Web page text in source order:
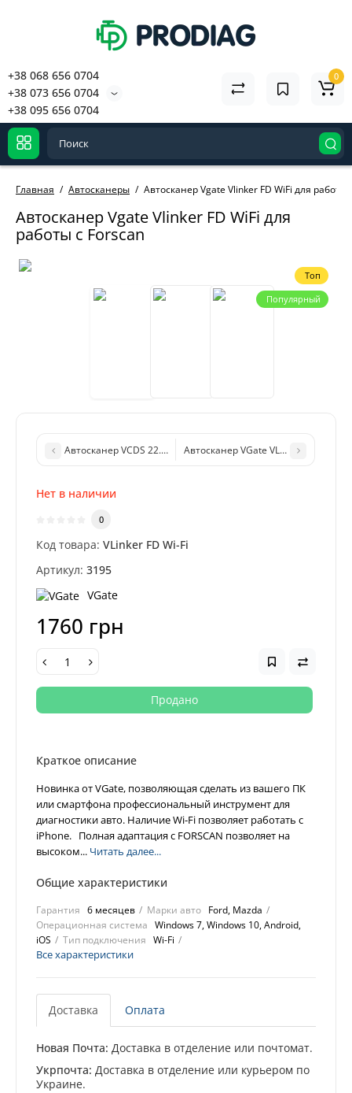
+38 068 656 0704
+38 073 656 0704
+38 095 656 0704
0
Главная Автосканеры Автосканер Vgate Vlinker FD WiFi для работы
Автосканер Vgate Vlinker FD WiFi для
работы с Forscan
Топ
Популярный
Автосканер VCDS 22.1 (Vag-Com, Вася Диагност) для
Автосканер VGate VLinker FD
Нет в наличии
0
Код товара: VLinker FD Wi-Fi
Артикул: 3195
VGate
1760 грн
Продано
Краткое описание
Новинка от VGate, позволяющая сделать из вашего ПК
или смартфона профессиональный инструмент для
диагностики авто. Наличие Wi-Fi позволяет работать с
iPhone. Полная адаптация с FORSCAN позволяет на
высоком... Читать далее...
Общие характеристики
Гарантия 6 месяцев Марки авто Ford, Mazda
Операционная система Windows 7, Windows 10, Android,
iOS
Тип подключения Wi-Fi
Все характеристики
Доставка Оплата
Новая Почта: Доставка в отделение или почтомат.
Укрпочта: Доставка в отделение или курьером по
Украине.